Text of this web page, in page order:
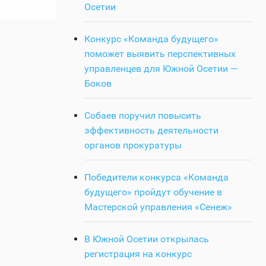
Осетии
Конкурс «Команда будущего»
поможет выявить перспективных
управленцев для Южной Осетии —
Боков
Собаев поручил повысить
эффективность деятельности
органов прокуратуры
Победители конкурса «Команда
будущего» пройдут обучение в
Мастерской управления «Сенеж»
В Южной Осетии открылась
регистрация на конкурс